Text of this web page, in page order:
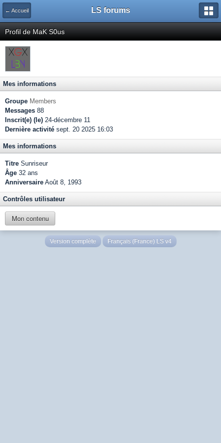
← Accueil LS forums
Profil de MaK S0us
Mes informations
Groupe Members
Messages 88
Inscrit(e) (le) 24-décembre 11
Dernière activité sept. 20 2025 16:03
Mes informations
Titre Sunriseur
Âge 32 ans
Anniversaire Août 8, 1993
Contrôles utilisateur
Mon contenu
Version complète Français (France) LS v4